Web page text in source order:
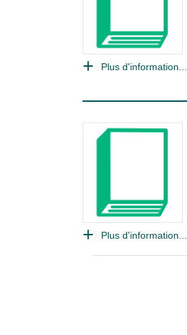
Plus d'information...
Plus d'information...